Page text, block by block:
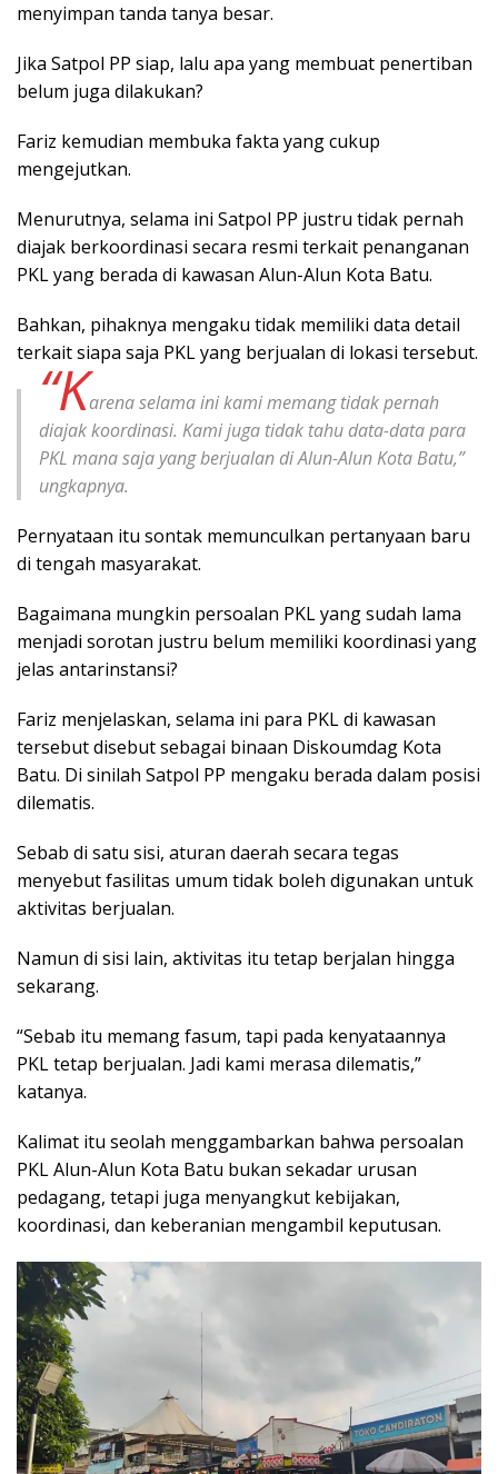
menyimpan tanda tanya besar.
Jika Satpol PP siap, lalu apa yang membuat penertiban
belum juga dilakukan?
Fariz kemudian membuka fakta yang cukup
mengejutkan.
Menurutnya, selama ini Satpol PP justru tidak pernah
diajak berkoordinasi secara resmi terkait penanganan
PKL yang berada di kawasan Alun-Alun Kota Batu.
Bahkan, pihaknya mengaku tidak memiliki data detail
terkait siapa saja PKL yang berjualan di lokasi tersebut.
“Karena selama ini kami memang tidak pernah
diajak koordinasi. Kami juga tidak tahu data-data para
PKL mana saja yang berjualan di Alun-Alun Kota Batu,”
ungkapnya.
Pernyataan itu sontak memunculkan pertanyaan baru
di tengah masyarakat.
Bagaimana mungkin persoalan PKL yang sudah lama
menjadi sorotan justru belum memiliki koordinasi yang
jelas antarinstansi?
Fariz menjelaskan, selama ini para PKL di kawasan
tersebut disebut sebagai binaan Diskoumdag Kota
Batu. Di sinilah Satpol PP mengaku berada dalam posisi
dilematis.
Sebab di satu sisi, aturan daerah secara tegas
menyebut fasilitas umum tidak boleh digunakan untuk
aktivitas berjualan.
Namun di sisi lain, aktivitas itu tetap berjalan hingga
sekarang.
“Sebab itu memang fasum, tapi pada kenyataannya
PKL tetap berjualan. Jadi kami merasa dilematis,”
katanya.
Kalimat itu seolah menggambarkan bahwa persoalan
PKL Alun-Alun Kota Batu bukan sekadar urusan
pedagang, tetapi juga menyangkut kebijakan,
koordinasi, dan keberanian mengambil keputusan.